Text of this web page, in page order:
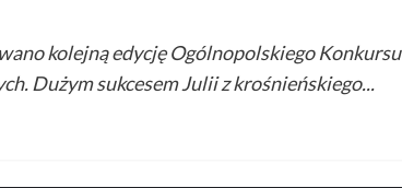
kolejną edycję Ogólnopolskiego Konkursu
Dużym sukcesem Julii z krośnieńskiego...